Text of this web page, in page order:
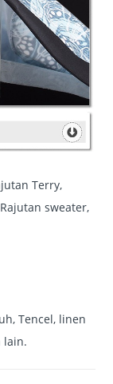
Terry,
sweater,
Tencel, linen
lain.